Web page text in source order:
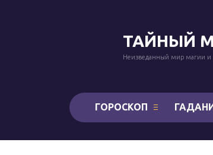
ТАЙНЫЙ
Неизведанный мир магии и
ГОРОСКОП